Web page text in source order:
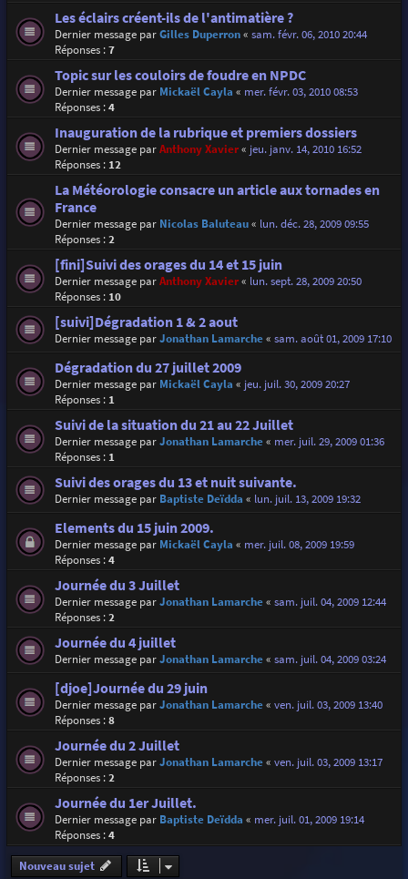
Les éclairs créent-ils de l'antimatière ?
Dernier message parGilles Duperron« sam. févr. 06, 2010 20:44
Réponses :7
Topic sur les couloirs de foudre en NPDC
Dernier message par Mickaël Cayla « mer. févr. 03, 2010 08:53
Réponses :4
Inauguration de la rubrique et premiers dossiers
Dernier message parAnthony Xavier« jeu. janv. 14, 2010 16:52
Réponses : 12
La Météorologie consacre un article aux tornades en
France
Dernier message par Nicolas Baluteau« lun. déc. 28, 2009 09:55
Réponses :2
[fini]Suivi des orages du 14 et 15 juin
Dernier message parAnthony Xavier« lun. sept. 28, 2009 20:50
Réponses : 10
[suivi]Dégradation 1 & 2 aout
Dernier message parJonathan Lamarche« sam. août 01, 2009 17:10
Dégradation du 27 juillet 2009
Dernier message par Mickaël Cayla « jeu. juil. 30, 2009 20:27
Réponses : 1
Suivi de la situation du 21 au 22 Juillet
Dernier message parJonathan Lamarche« mer. juil. 29, 2009 01:36
Réponses : 1
Suivi des orages du 13 et nuit suivante.
Dernier message par Baptiste Deïdda « lun. juil. 13, 2009 19:32
Elements du 15 juin 2009.
Dernier message par Mickaël Cayla « mer. juil. 08, 2009 19:59
Réponses :4
Journée du 3 Juillet
Dernier message parJonathan Lamarche« sam. juil. 04, 2009 12:44
Réponses :2
Journée du 4 juillet
Dernier message parJonathan Lamarche« sam. juil. 04, 2009 03:24
[djoe]Journée du 29 juin
Dernier message parJonathan Lamarche« ven. juil. 03, 2009 13:40
Réponses :8
Journée du 2 Juillet
Dernier message parJonathan Lamarche« ven. juil. 03, 2009 13:17
Réponses :2
Journée du 1er Juillet.
Dernier message par Baptiste Deïdda « mer. juil. 01, 2009 19:14
Réponses :4
Nouveau sujet